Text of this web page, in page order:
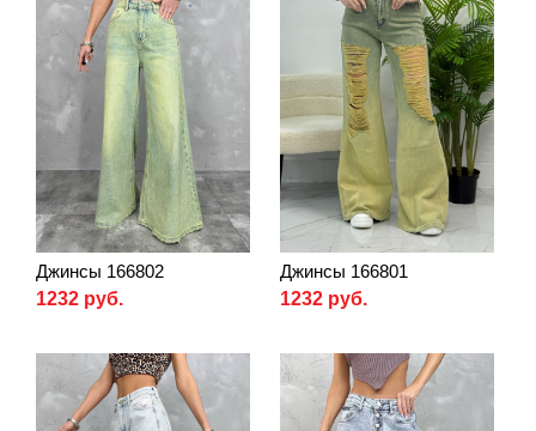
Джинсы 166802
1232 руб.
Джинсы 166801
1232 руб.